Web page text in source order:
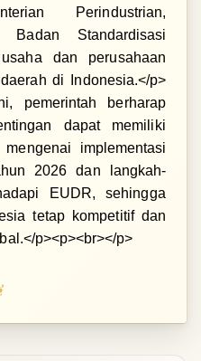
Perindustrian,
Badan Standardisasi
dan perusahaan
di Indonesia.</p>
pemerintah berharap
dapat memiliki
implementasi
2026 dan langkah-
EUDR, sehingga
tetap kompetitif dan
p><p><br></p>